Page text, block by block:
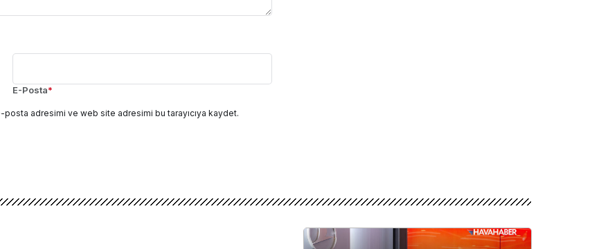
E-Posta*
posta adresimi ve web site adresimi bu tarayıcıya kaydet.